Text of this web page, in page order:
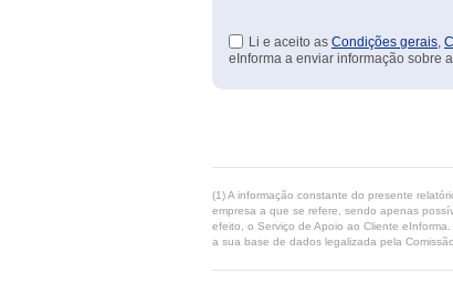
Li e aceito as Condições gerais,
eInforma a enviar informação sobre
(1) A informação constante do presente
empresa a que se refere, sendo apenas
efeito, o Serviço de Apoio ao Cliente
a sua base de dados legalizada pela